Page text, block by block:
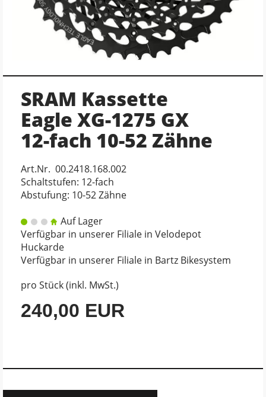
SRAM Kassette
Eagle XG-1275 GX
12-fach 10-52 Zähne
Art.Nr. 00.2418.168.002
Schaltstufen: 12-fach
Abstufung: 10-52 Zähne
Auf Lager
Verfügbar in unserer Filiale in Velodepot
Huckarde
Verfügbar in unserer Filiale in Bartz Bikesystem
pro Stück (inkl. MwSt.)
240,00 EUR